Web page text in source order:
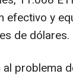
efectivo y
de dólares.
problema